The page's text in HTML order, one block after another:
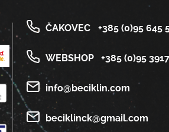
ČAKOVEC +385 (0)95 645
WEBSHOP +385 (0)95
info@beciklin.com
beciklinck@gmail.com